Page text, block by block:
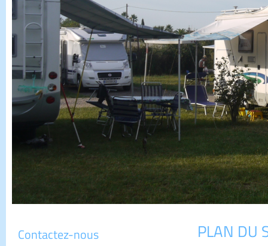
Contactez-nous PLAN DU